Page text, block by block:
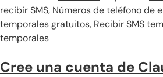
recibir SMS, Números de teléfono de
temporales gratuitos, Recibir SMS
temporales
Cree una cuenta de